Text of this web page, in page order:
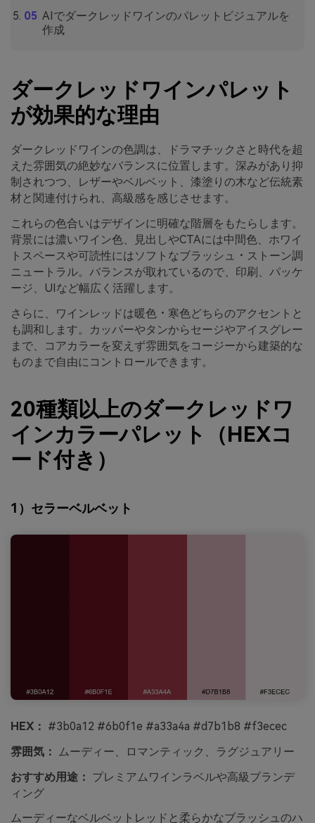
AIでダークレッドワインのパレットビジュアルを
作成
ダークレッドワインパレット
が効果的な理由
ダークレッドワインの色調は、ドラマチックさと時代を超
えた雰囲気の絶妙なバランスに位置します。深みがあり抑
制されつつ、レザーやベルベット、漆塗りの木など伝統素
材と関連付けられ、高級感を感じさせます。
これらの色合いはデザインに明確な階層をもたらします。
背景には濃いワイン色、見出しやCTAには中間色、ホワイ
トスペースや可読性にはソフトなブラッシュ・ストーン調
ニュートラル。バランスが取れているので、印刷、パッケ
ージ、UIなど幅広く活躍します。
さらに、ワインレッドは暖色・寒色どちらのアクセントと
も調和します。カッパーやタンからセージやアイスグレー
まで、コアカラーを変えず雰囲気をコージーから建築的な
ものまで自由にコントロールできます。
20種類以上のダークレッドワ
インカラーパレット（HEXコ
ード付き）
1）セラーベルベット
HEX： #3b0a12 #6b0f1e #a33a4a #d7b1b8 #f3ecec
雰囲気：
ムーディー、ロマンティック、ラグジュアリー
おすすめ用途： プレミアムワインラベルや高級ブランデ
ィング
ムーディーなベルベットレッドと柔らかなブラッシュのハ